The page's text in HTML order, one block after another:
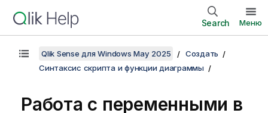
Search Меню
Qlik Sense для Windows May 2025
Создать
Синтаксис скрипта и функции диаграммы
Работа с переменными в